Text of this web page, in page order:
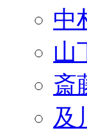
中
山
斎
及